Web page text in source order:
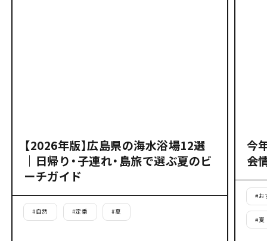
【2026年版】広島県の海水浴場12選
｜日帰り・子連れ・島旅で選ぶ夏のビ
ーチガイド
#自然 #定番 #夏
今
会
#お
#夏